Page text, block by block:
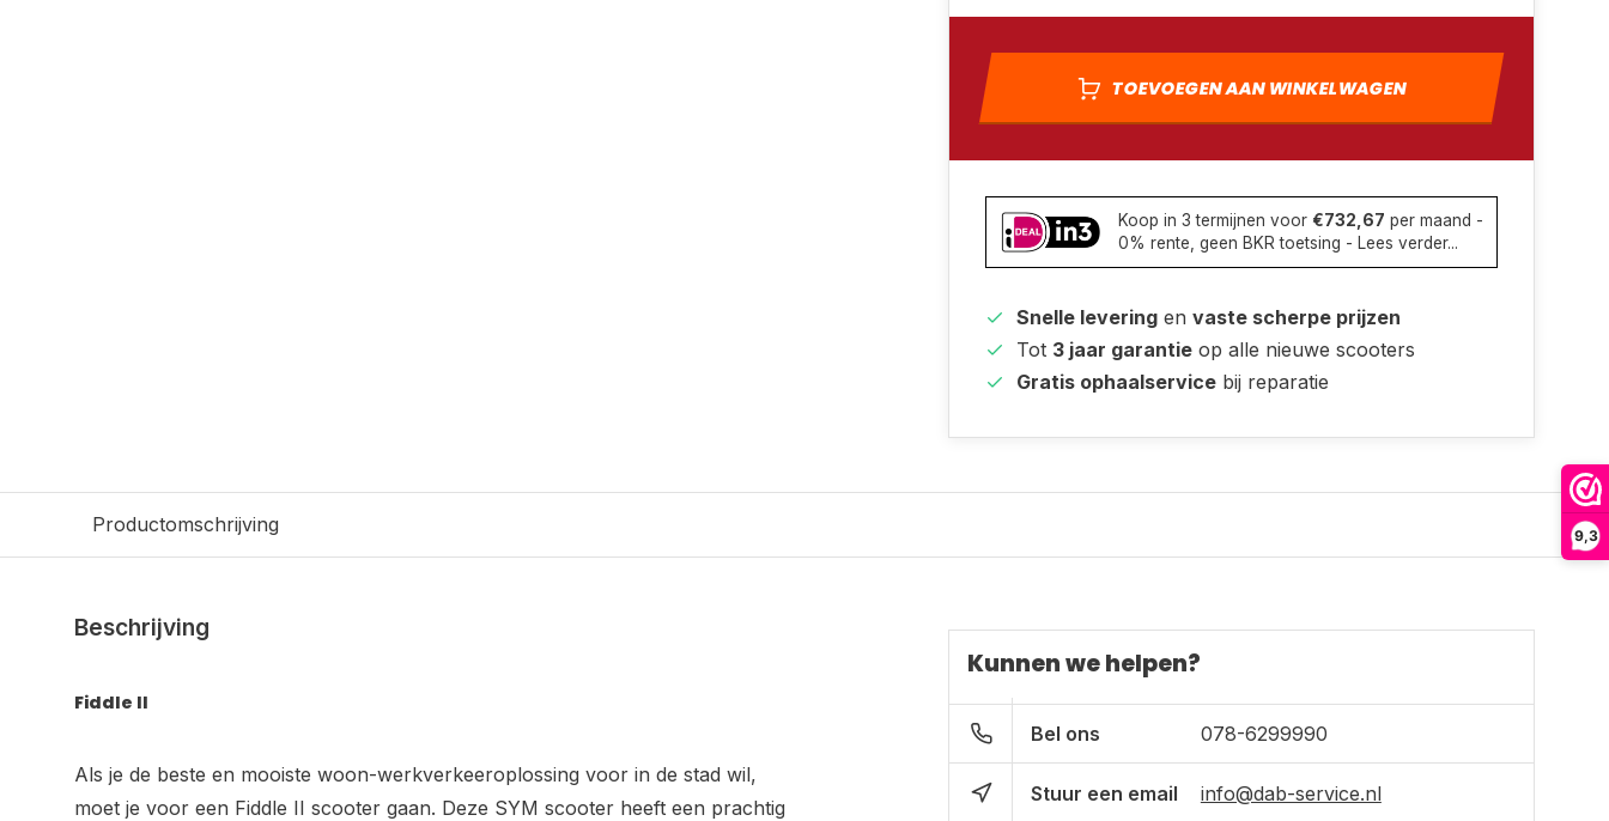
9,3
TOEVOEGEN AAN WINKELWAGEN
Koop in 3 termijnen voor €732,67 per maand -
0% rente, geen BKR toetsing - Lees verder...
Snelle levering en vaste scherpe prijzen
Tot 3 jaar garantie op alle nieuwe scooters
Gratis ophaalservice bij reparatie
Productomschrijving
Beschrijving
Fiddle II
Als je de beste en mooiste woon-werkverkeeroplossing voor in de stad wil,
moet je voor een Fiddle II scooter gaan. Deze SYM scooter heeft een prachtig
Kunnen we helpen?
Bel ons 078-6299990
Stuur een email info@dab-service.nl